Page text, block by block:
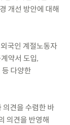
개선 방안에 대해
국인 계절노동자
약서 도입,
다양한
견을 수렴한 바
의견을 반영해